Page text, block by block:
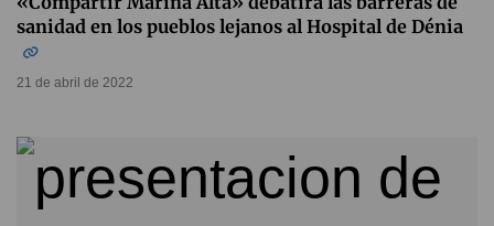
sanidad en los pueblos lejanos al Hospital de Dénia
21 de abril de 2022